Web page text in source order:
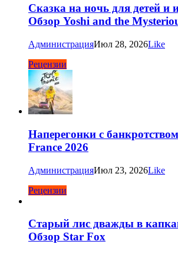
Сказка на ночь для детей и
Обзор Yoshi and the
АдминистрацияИюл 28, 2026Like
Рецензии
Наперегонки с
France 2026
АдминистрацияИюл 23, 2026Like
Рецензии
Старый лис дважды в
Обзор Star Fox